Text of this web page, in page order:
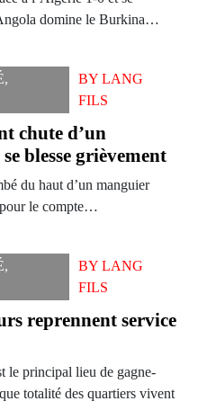
domine le Burkina…
,
BYLANG
FILS
chute d’un
blesse grièvement
du haut d’un manguier
pour le compte…
,
BYLANG
FILS
reprennent service
le principal lieu de gagne-
totalité des quartiers vivent